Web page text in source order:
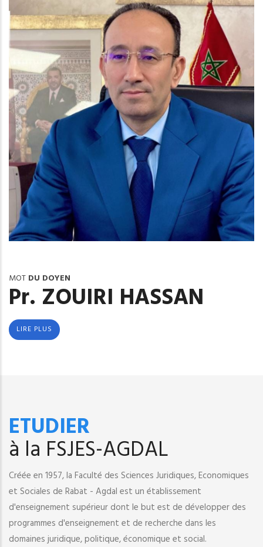
MOT DU DOYEN
Pr. ZOUIRI HASSAN
LIRE PLUS
ETUDIER
à la FSJES-AGDAL
Créée en 1957, la Faculté des Sciences Juridiques, Economiques
et Sociales de Rabat - Agdal est un établissement
d'enseignement supérieur dont le but est de développer des
programmes d'enseignement et de recherche dans les
domaines juridique, politique, économique et social.